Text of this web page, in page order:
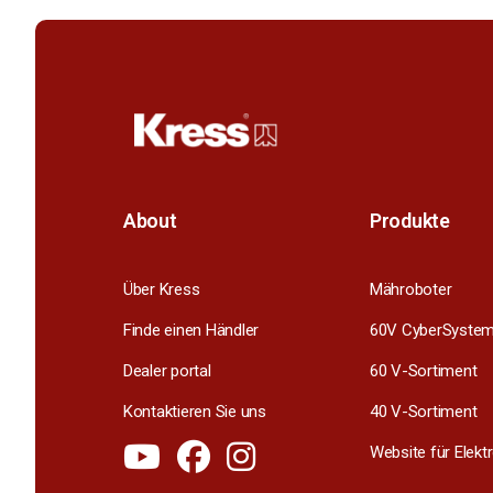
About
Über Kress
Finde einen Händler
Dealer portal
Kontaktieren Sie uns
Produkte
Mähroboter
60V CyberSystem
60 V-Sortiment
40 V-Sortiment
Website für